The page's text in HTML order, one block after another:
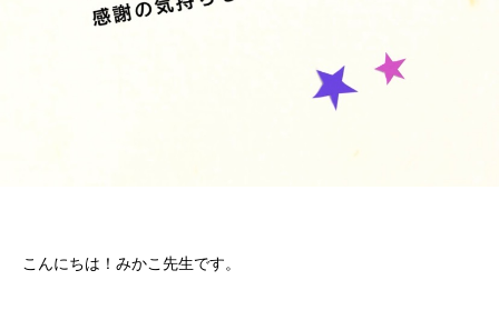
こんにちは！みかこ先生です。